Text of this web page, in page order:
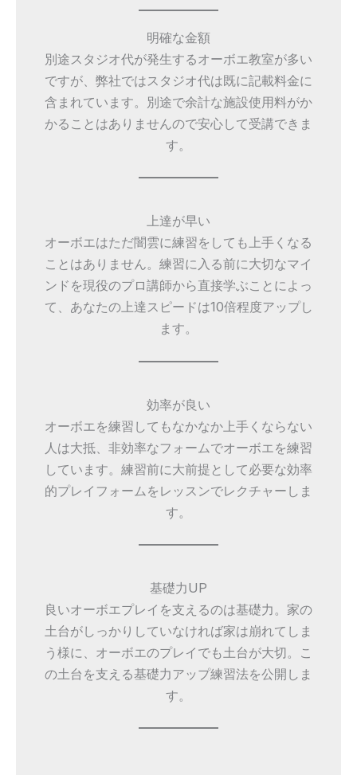
明確な金額
別途スタジオ代が発生するオーボエ教室が多い
ですが、弊社ではスタジオ代は既に記載料金に
含まれています。別途で余計な施設使用料がか
かることはありませんので安心して受講できま
す。
上達が早い
オーボエはただ闇雲に練習をしても上手くなる
ことはありません。練習に入る前に大切なマイ
ンドを現役のプロ講師から直接学ぶことによっ
て、あなたの上達スピードは10倍程度アップし
ます。
効率が良い
オーボエを練習してもなかなか上手くならない
人は大抵、非効率なフォームでオーボエを練習
しています。練習前に大前提として必要な効率
的プレイフォームをレッスンでレクチャーしま
す。
基礎力UP
良いオーボエプレイを支えるのは基礎力。家の
土台がしっかりしていなければ家は崩れてしま
う様に、オーボエのプレイでも土台が大切。こ
の土台を支える基礎力アップ練習法を公開しま
す。